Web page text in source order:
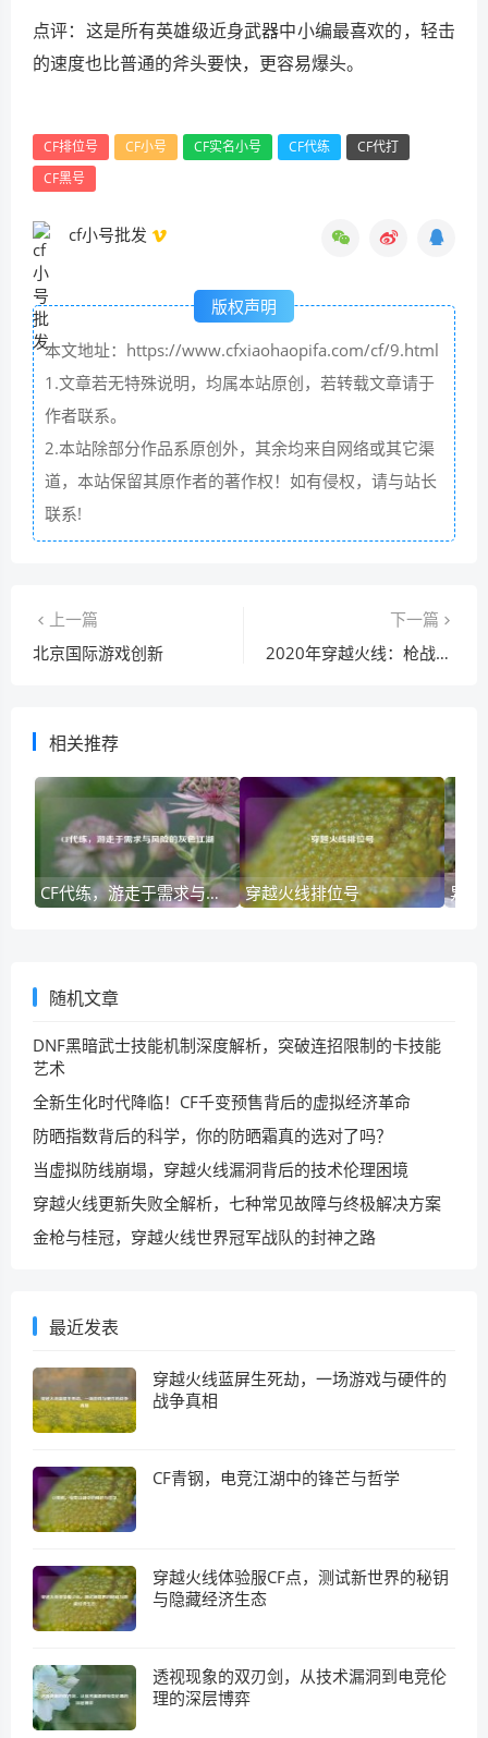
点评：这是所有英雄级近身武器中小编最喜欢的，轻击
的速度也比普通的斧头要快，更容易爆头。
CF排位号 CF小号 CF实名小号 CF代练
CF代打
CF黑号
cf小号批发
版权声明
本文地址：https://www.cfxiaohaopifa.com/cf/9.html
1.文章若无特殊说明，均属本站原创，若转载文章请于
作者联系。
2.本站除部分作品系原创外，其余均来自网络或其它渠
道，本站保留其原作者的著作权！如有侵权，请与站长
联系!
上一篇
北京国际游戏创新
下一篇
2020年穿越火线：枪战王者百城联赛新乡站圆满落幕
相关推荐
CF代练，游走于需求与风险的灰色江湖 穿越火线排位号 异性
随机文章
DNF黑暗武士技能机制深度解析，突破连招限制的卡技能
艺术
全新生化时代降临！CF千变预售背后的虚拟经济革命
防晒指数背后的科学，你的防晒霜真的选对了吗？
当虚拟防线崩塌，穿越火线漏洞背后的技术伦理困境
穿越火线更新失败全解析，七种常见故障与终极解决方案
金枪与桂冠，穿越火线世界冠军战队的封神之路
最近发表
穿越火线蓝屏生死劫，一场游戏与硬件的
战争真相
CF青钢，电竞江湖中的锋芒与哲学
穿越火线体验服CF点，测试新世界的秘钥
与隐藏经济生态
透视现象的双刃剑，从技术漏洞到电竞伦
理的深层博弈